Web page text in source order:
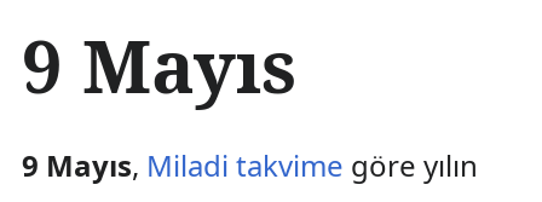
ç
e
r
e
9 Mayıs
9 Mayıs, Miladi takvime göre yılın